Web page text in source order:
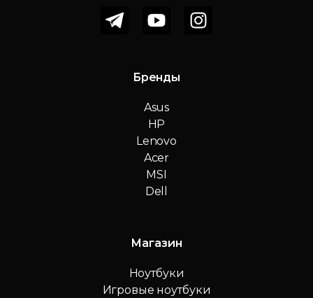
Бренды
Asus
HP
Lenovo
Acer
MSI
Dell
Магазин
Ноутбуки
Игровые ноутбуки